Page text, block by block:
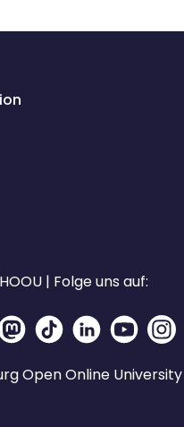
| Folge uns auf:
Open Online University